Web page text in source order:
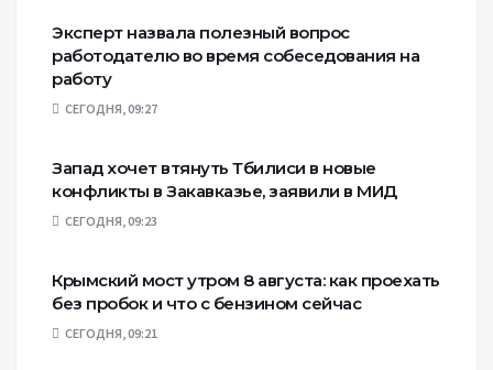
Эксперт назвала полезный вопрос
работодателю во время собеседования на
работу
СЕГОДНЯ, 09:27
Запад хочет втянуть Тбилиси в новые
конфликты в Закавказье, заявили в МИД
СЕГОДНЯ, 09:23
Крымский мост утром 8 августа: как проехать
без пробок и что с бензином сейчас
СЕГОДНЯ, 09:21